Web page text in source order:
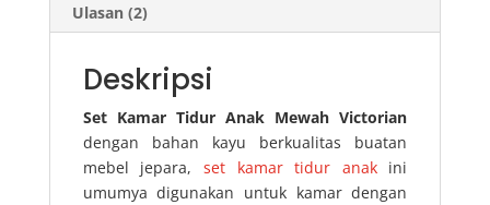
Ulasan (2)
Deskripsi
Set Kamar Tidur Anak Mewah Victorian
dengan bahan kayu berkualitas buatan
mebel jepara, set kamar tidur anakini
umumya digunakan untuk kamar dengan